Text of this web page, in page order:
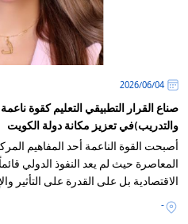
04‏/06‏/2026
صناع القرار التطبيقي التعليم كقوة
والتدريب)في تعزيز مكانة دولة الكويت
أصبحت القوة الناعمة أحد المفاهيم
المعاصرة حيث لم يعد النفوذ الدولي
الاقتصادية بل على القدرة على التأثير
-